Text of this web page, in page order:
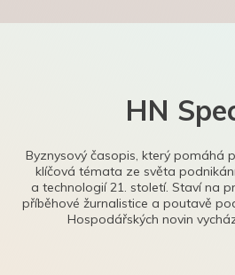
HN
Byznysový časopis, který pomáhá
klíčová témata ze světa
a technologií 21. století. Staví na
příběhové žurnalistice a poutavě
Hospodářských novin